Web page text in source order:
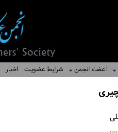
اعضاء انجمن شرایط عضویت اخبار